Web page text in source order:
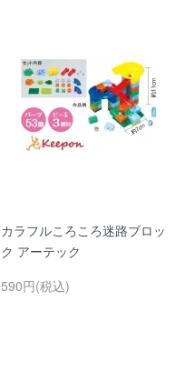
カラフルころころ迷路ブロッ
ク アーテック
590円(税込)